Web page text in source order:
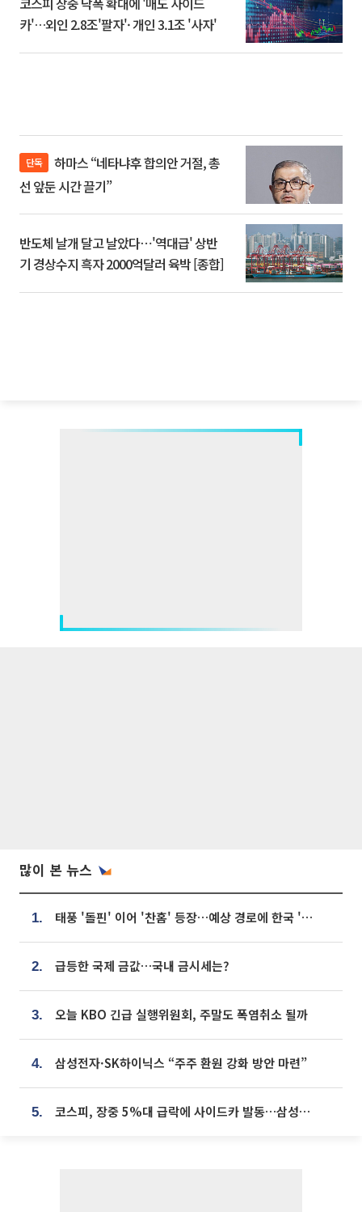
카'…외인 2.8조'팔자'· 개인 3.1조 '사자'
단독
선 앞둔 시간 끌기”
반도체 날개 달고 날았다⋯'역대급' 상반
기 경상수지 흑자 2000억달러 육박 [종합]
많이 본 뉴스
1. 태풍 '돌핀' 이어 '찬홈' 등장…예상 경로에 한국 '한숨'
2. 급등한 국제 금값…국내 금시세는?
3. 오늘 KBO 긴급 실행위원회, 주말도 폭염취소 될까
4. 삼성전자·SK하이닉스 “주주 환원 강화 방안 마련”
5. 코스피, 장중 5%대 급락에 사이드카 발동…삼성·SK 동반 폭락